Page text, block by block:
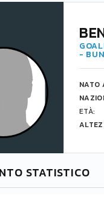
-
NATO
ETÀ:
STATISTICO